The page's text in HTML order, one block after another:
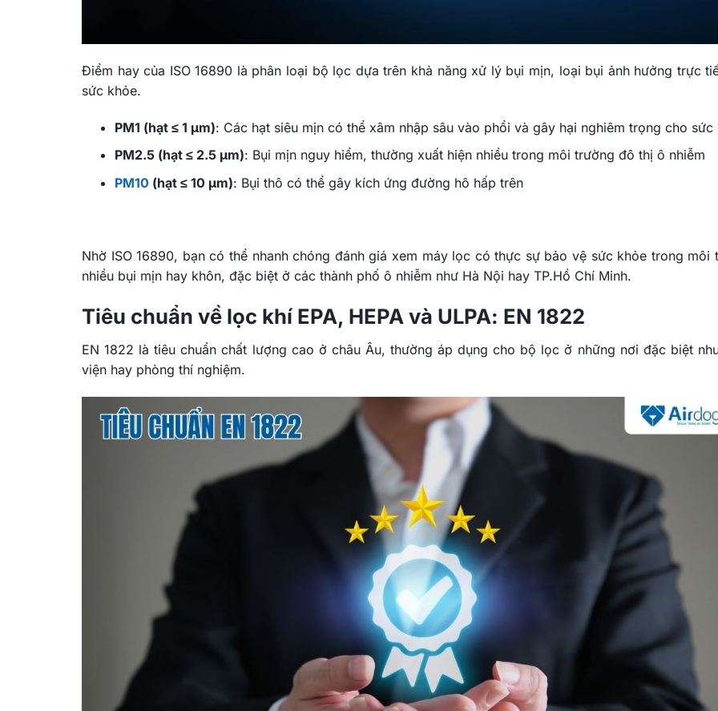
Điểm hay của ISO 16890 là phân loại bộ lọc dựa trên khả năng xử lý bụi mịn, loại bụi ảnh hưởng trực
sức khỏe.
PM1 (hạt ≤ 1 μm): Các hạt siêu mịn có thể xâm nhập sâu vào phổi và gây hại nghiêm trọng cho sức
PM2.5 (hạt ≤ 2.5 μm): Bụi mịn nguy hiểm, thường xuất hiện nhiều trong môi trường đô thị ô nhiễm
PM10 (hạt ≤ 10 μm): Bụi thô có thể gây kích ứng đường hô hấp trên
Nhờ ISO 16890, bạn có thể nhanh chóng đánh giá xem máy lọc có thực sự bảo vệ sức khỏe trong môi
nhiều bụi mịn hay khôn, đặc biệt ở các thành phố ô nhiễm như Hà Nội hay TP.Hồ Chí Minh.
Tiêu chuẩn về lọc khí EPA, HEPA và ULPA: EN 1822
EN 1822 là tiêu chuẩn chất lượng cao ở châu Âu, thường áp dụng cho bộ lọc ở những nơi đặc biệt
viện hay phòng thí nghiệm.